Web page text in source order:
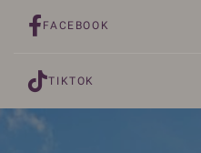
FACEBOOK
TIKTOK